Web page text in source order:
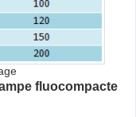
fluocompacte